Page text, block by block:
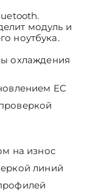
модуль и
ноутбука.
охлаждения
EC
на износ
линий